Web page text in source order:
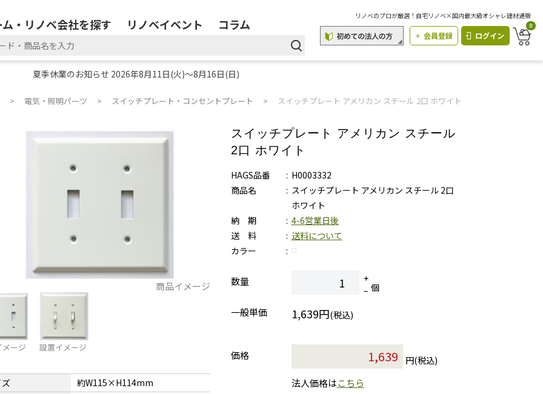
・リノベ会社を探す リノベイベント コラム
リノベのプロが厳選！自宅リノベ×国内最大級オシャレ建材通販
会員登録 ログイン
0
夏季休業のお知らせ 2026年8月11日(火)～8月16日(日)
電気・照明パーツ スイッチプレート・コンセントプレート スイッチプレート アメリカン スチール 2口 ホワイト
商品イメージ
ージ 設置イメージ
約W115×H114mm
スイッチプレート アメリカン スチール
2口 ホワイト
HAGS品番
H0003332
商品名
スイッチプレート アメリカン スチール 2口
ホワイト
納 期
4-6営業日後
送 料
送料について
カラー
数量
個
一般単価
1,639円(税込)
価格
円(税込)
法人価格はこちら